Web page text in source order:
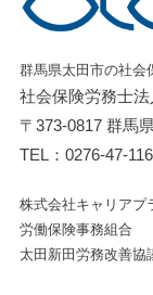
群馬県太田市の社会
社会保険労務士
〒373-0817 群馬
TEL： 0276-47-
株式会社キャリアプ
労働保険事務組合
太田新田労務改善協